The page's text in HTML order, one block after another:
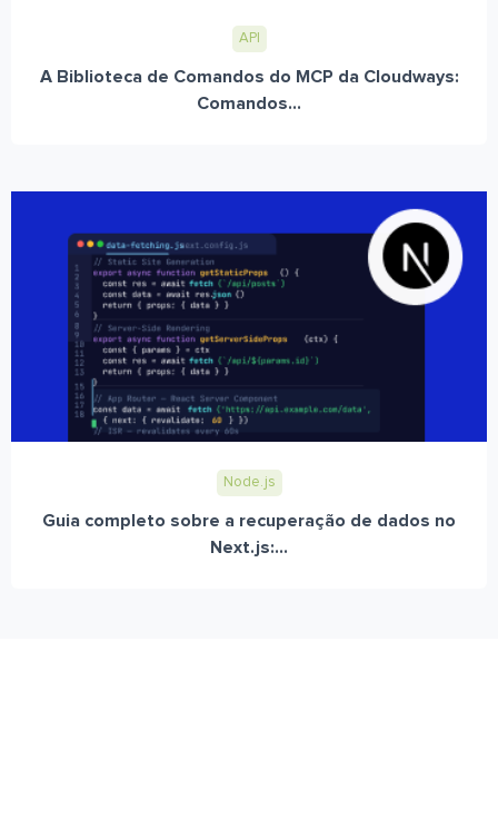
API
A Biblioteca de Comandos do MCP da Cloudways:
Comandos...
Node.js
Guia completo sobre a recuperação de dados no
Next.js:...